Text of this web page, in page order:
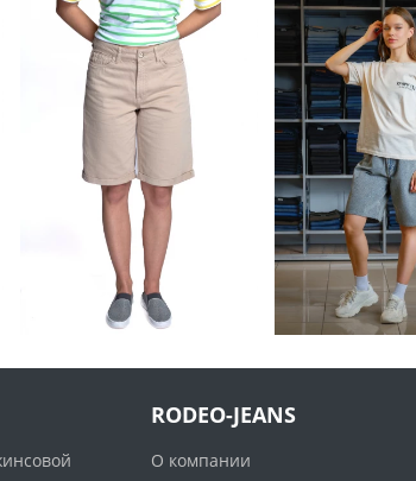
RODEO-JEANS
О компании